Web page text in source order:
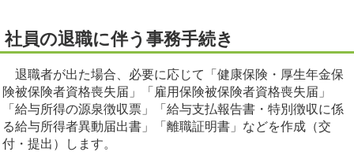
社員の退職に伴う事務手続き
退職者が出た場合、必要に応じて「健康保険・厚生年金保
険被保険者資格喪失届」「雇用保険被保険者資格喪失届」
「給与所得の源泉徴収票」「給与支払報告書・特別徴収に係
る給与所得者異動届出書」「離職証明書」などを作成（交
付・提出）します。